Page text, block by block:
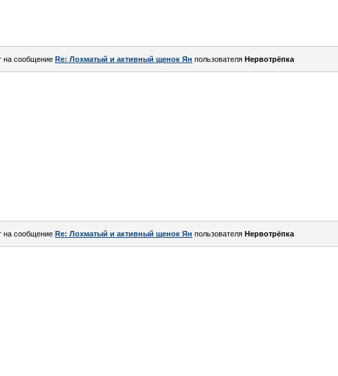
на сообщение Re: Лохматый и активный щенок Ян пользователя Нервотрёпка
на сообщение Re: Лохматый и активный щенок Ян пользователя Нервотрёпка